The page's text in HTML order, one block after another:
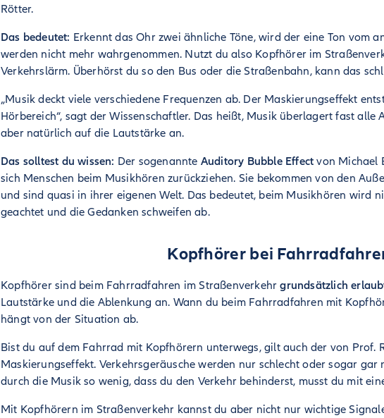
Rötter.
Das bedeutet: Erkennt das Ohr zwei ähnliche Töne, wird der eine Ton vom
werden nicht mehr wahrgenommen. Nutzt du also Kopfhörer im
Verkehrslärm. Überhörst du so den Bus oder die Straßenbahn, kann das
„Musik deckt viele verschiedene Frequenzen ab. Der Maskierungseffekt
Hörbereich“, sagt der Wissenschaftler. Das heißt, Musik überlagert fast alle
aber natürlich auf die Lautstärke an.
Das solltest du wissen: Der sogenannte Auditory Bubble Effect von Michael
sich Menschen beim Musikhören zurückziehen. Sie bekommen von den
und sind quasi in ihrer eigenen Welt. Das bedeutet, beim Musikhören wird
geachtet und die Gedanken schweifen ab.
Kopfhörer bei
Kopfhörer sind beim Fahrradfahren im Straßenverkehrgrundsätzlich
Lautstärke und die Ablenkung an. Wann du beim Fahrradfahren mit
hängt von der Situation ab.
Bist du auf dem Fahrrad mit Kopfhörern unterwegs, gilt auch der von Prof.
Maskierungseffekt. Verkehrsgeräusche werden nur schlecht oder sogar
durch die Musik so wenig, dass du den Verkehr behinderst, musst du mit
Mit Kopfhörern im Straßenverkehr kannst du aber nicht nur wichtige